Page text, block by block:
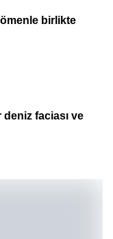
birlikte
faciası ve